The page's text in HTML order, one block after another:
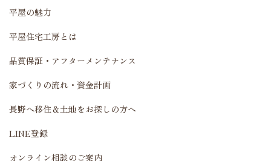
平屋の魅力
平屋住宅工房とは
品質保証・アフターメンテナンス
家づくりの流れ・資金計画
長野へ移住＆土地をお探しの方へ
LINE登録
オンライン相談のご案内